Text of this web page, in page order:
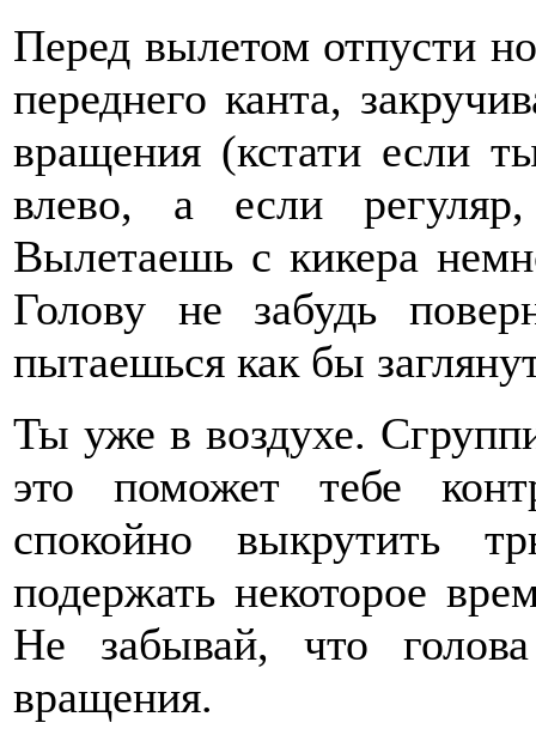
Перед вылетом отпусти
переднего канта,
вращения (кстати если
влево, а если регуляр,
Вылетаешь с кикера
Голову не забудь
пытаешься как бы
Ты уже в воздухе.
это поможет тебе
спокойно выкрутить
подержать некоторое
Не забывай, что
вращения.